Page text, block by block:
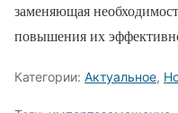
заменяющая
повышения их
Категории: Актуальное,